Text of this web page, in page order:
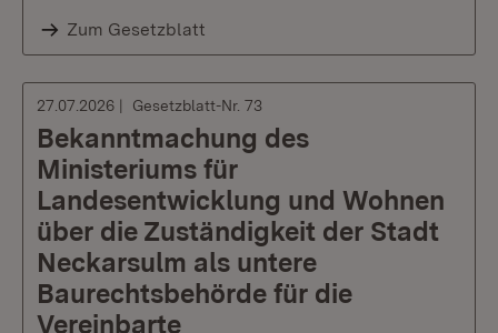
Zum Gesetzblatt
27.07.2026 Gesetzblatt-Nr. 73
Bekanntmachung des
Ministeriums für
Landesentwicklung und Wohnen
über die Zuständigkeit der Stadt
Neckarsulm als untere
Baurechtsbehörde für die
Vereinbarte